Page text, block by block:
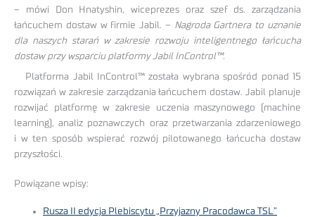
– mówi Don Hnatyshin, wiceprezes oraz szef ds. zarządzania
łańcuchem dostaw w firmie Jabil. – Nagroda Gartnera to uznanie
dla naszych starań w zakresie rozwoju inteligentnego łańcucha
dostaw przy wsparciu platformy Jabil InControl™.
Platforma Jabil InControl™ została wybrana spośród ponad 15
rozwiązań w zakresie zarządzania łańcuchem dostaw. Jabil planuje
rozwijać platformę w zakresie uczenia maszynowego (machine
learning), analiz poznawczych oraz przetwarzania zdarzeniowego
i w ten sposób wspierać rozwój pilotowanego łańcucha dostaw
przyszłości.
Powiązane wpisy:
Rusza II edycja Plebiscytu „Przyjazny Pracodawca TSL”